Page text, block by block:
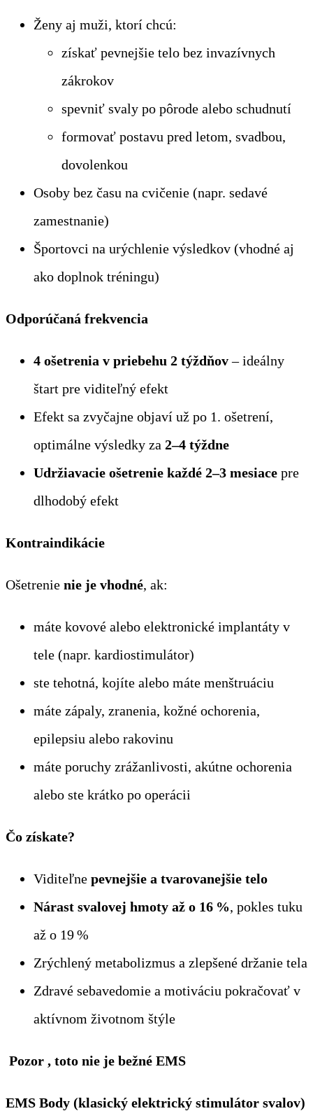
Ženy aj muži, ktorí chcú:
získať pevnejšie telo bez invazívnych
zákrokov
spevniť svaly po pôrode alebo schudnutí
formovať postavu pred letom, svadbou,
dovolenkou
Osoby bez času na cvičenie (napr. sedavé
zamestnanie)
Športovci na urýchlenie výsledkov (vhodné aj
ako doplnok tréningu)
Odporúčaná frekvencia
4 ošetrenia v priebehu 2 týždňov– ideálny
štart pre viditeľný efekt
Efekt sa zvyčajne objaví už po 1. ošetrení,
optimálne výsledky za 2–4 týždne
Udržiavacie ošetrenie každé 2–3 mesiace pre
dlhodobý efekt
Kontraindikácie
Ošetrenie nie je vhodné, ak:
máte kovové alebo elektronické implantáty v
tele (napr. kardiostimulátor)
ste tehotná, kojíte alebo máte menštruáciu
máte zápaly, zranenia, kožné ochorenia,
epilepsiu alebo rakovinu
máte poruchy zrážanlivosti, akútne ochorenia
alebo ste krátko po operácii
Čo získate?
Viditeľne pevnejšie a tvarovanejšie telo
Nárast svalovej hmoty až o 16 %, pokles tuku
až o 19 %
Zrýchlený metabolizmus a zlepšené držanie tela
Zdravé sebavedomie a motiváciu pokračovať v
aktívnom životnom štýle
Pozor , toto nie je bežné EMS
EMS Body (klasický elektrický stimulátor svalov)